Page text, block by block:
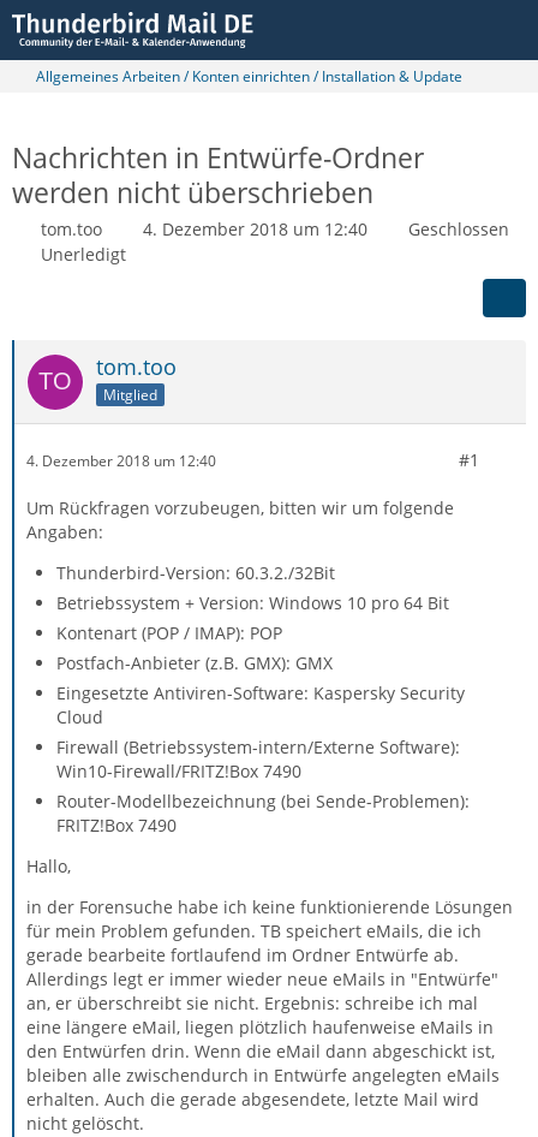
Allgemeines Arbeiten / Konten einrichten / Installation & Update
Nachrichten in Entwürfe-Ordner
werden nicht überschrieben
tom.too 4. Dezember 2018 um 12:40
Geschlossen
Unerledigt
tom.too
Mitglied
4. Dezember 2018 um 12:40 #1
Um Rückfragen vorzubeugen, bitten wir um folgende
Angaben:
Thunderbird-Version: 60.3.2./32Bit
Betriebssystem + Version: Windows 10 pro 64 Bit
Kontenart (POP / IMAP): POP
Postfach-Anbieter (z.B. GMX): GMX
Eingesetzte Antiviren-Software: Kaspersky Security
Cloud
Firewall (Betriebssystem-intern/Externe Software):
Win10-Firewall/FRITZ!Box 7490
Router-Modellbezeichnung (bei Sende-Problemen):
FRITZ!Box 7490
Hallo,
in der Forensuche habe ich keine funktionierende Lösungen
für mein Problem gefunden. TB speichert eMails, die ich
gerade bearbeite fortlaufend im Ordner Entwürfe ab.
Allerdings legt er immer wieder neue eMails in "Entwürfe"
an, er überschreibt sie nicht. Ergebnis: schreibe ich mal
eine längere eMail, liegen plötzlich haufenweise eMails in
den Entwürfen drin. Wenn die eMail dann abgeschickt ist,
bleiben alle zwischendurch in Entwürfe angelegten eMails
erhalten. Auch die gerade abgesendete, letzte Mail wird
nicht gelöscht.